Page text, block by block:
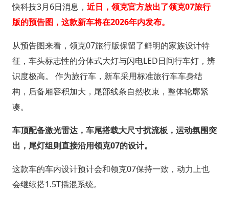
快科技3月6日消息， 近日，领克官方放出了领克07旅行
版的预告图，这款新车将在2026年内发布。
从预告图来看，领克07旅行版保留了鲜明的家族设计特
征，车头标志性的分体式大灯与闪电LED日间行车灯，辨
识度极高。 作为旅行车，新车采用标准旅行车车身结
构，后备厢容积加大，尾部线条自然收束，整体轮廓紧
凑。
车顶配备激光雷达，车尾搭载大尺寸扰流板，运动氛围突
出，尾灯组则直接沿用领克07的设计。
这款车的车内设计预计会和领克07保持一致，动力上也
会继续搭1.5T插混系统。